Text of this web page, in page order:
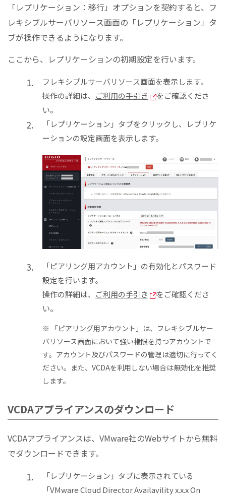
「レプリケーション：移行」オプションを契約すると、フ
レキシブルサーバリソース画面の「レプリケーション」タ
ブが操作できるようになります。
ここから、レプリケーションの初期設定を行います。
フレキシブルサーバリソース画面を表示します。
操作の詳細は、
ご利用の手引き
をご確認くださ
い。
「レプリケーション」タブをクリックし、レプリケ
ーションの設定画面を表示します。
「ピアリング用アカウント」の有効化とパスワード
設定を行います。
操作の詳細は、
ご利用の手引き
をご確認くださ
い。
※ 「ピアリング用アカウント」は、フレキシブルサー
バリソース画面において強い権限を持つアカウントで
す。アカウント及びパスワードの管理は適切に行ってく
ださい。また、VCDAを利用しない場合は無効化を推奨
します。
VCDAアプライアンスのダウンロード
VCDAアプライアンスは、VMware社のWebサイトから無料
でダウンロードできます。
「レプリケーション」タブに表示されている
「VMware Cloud Director Availavility x.x.x On